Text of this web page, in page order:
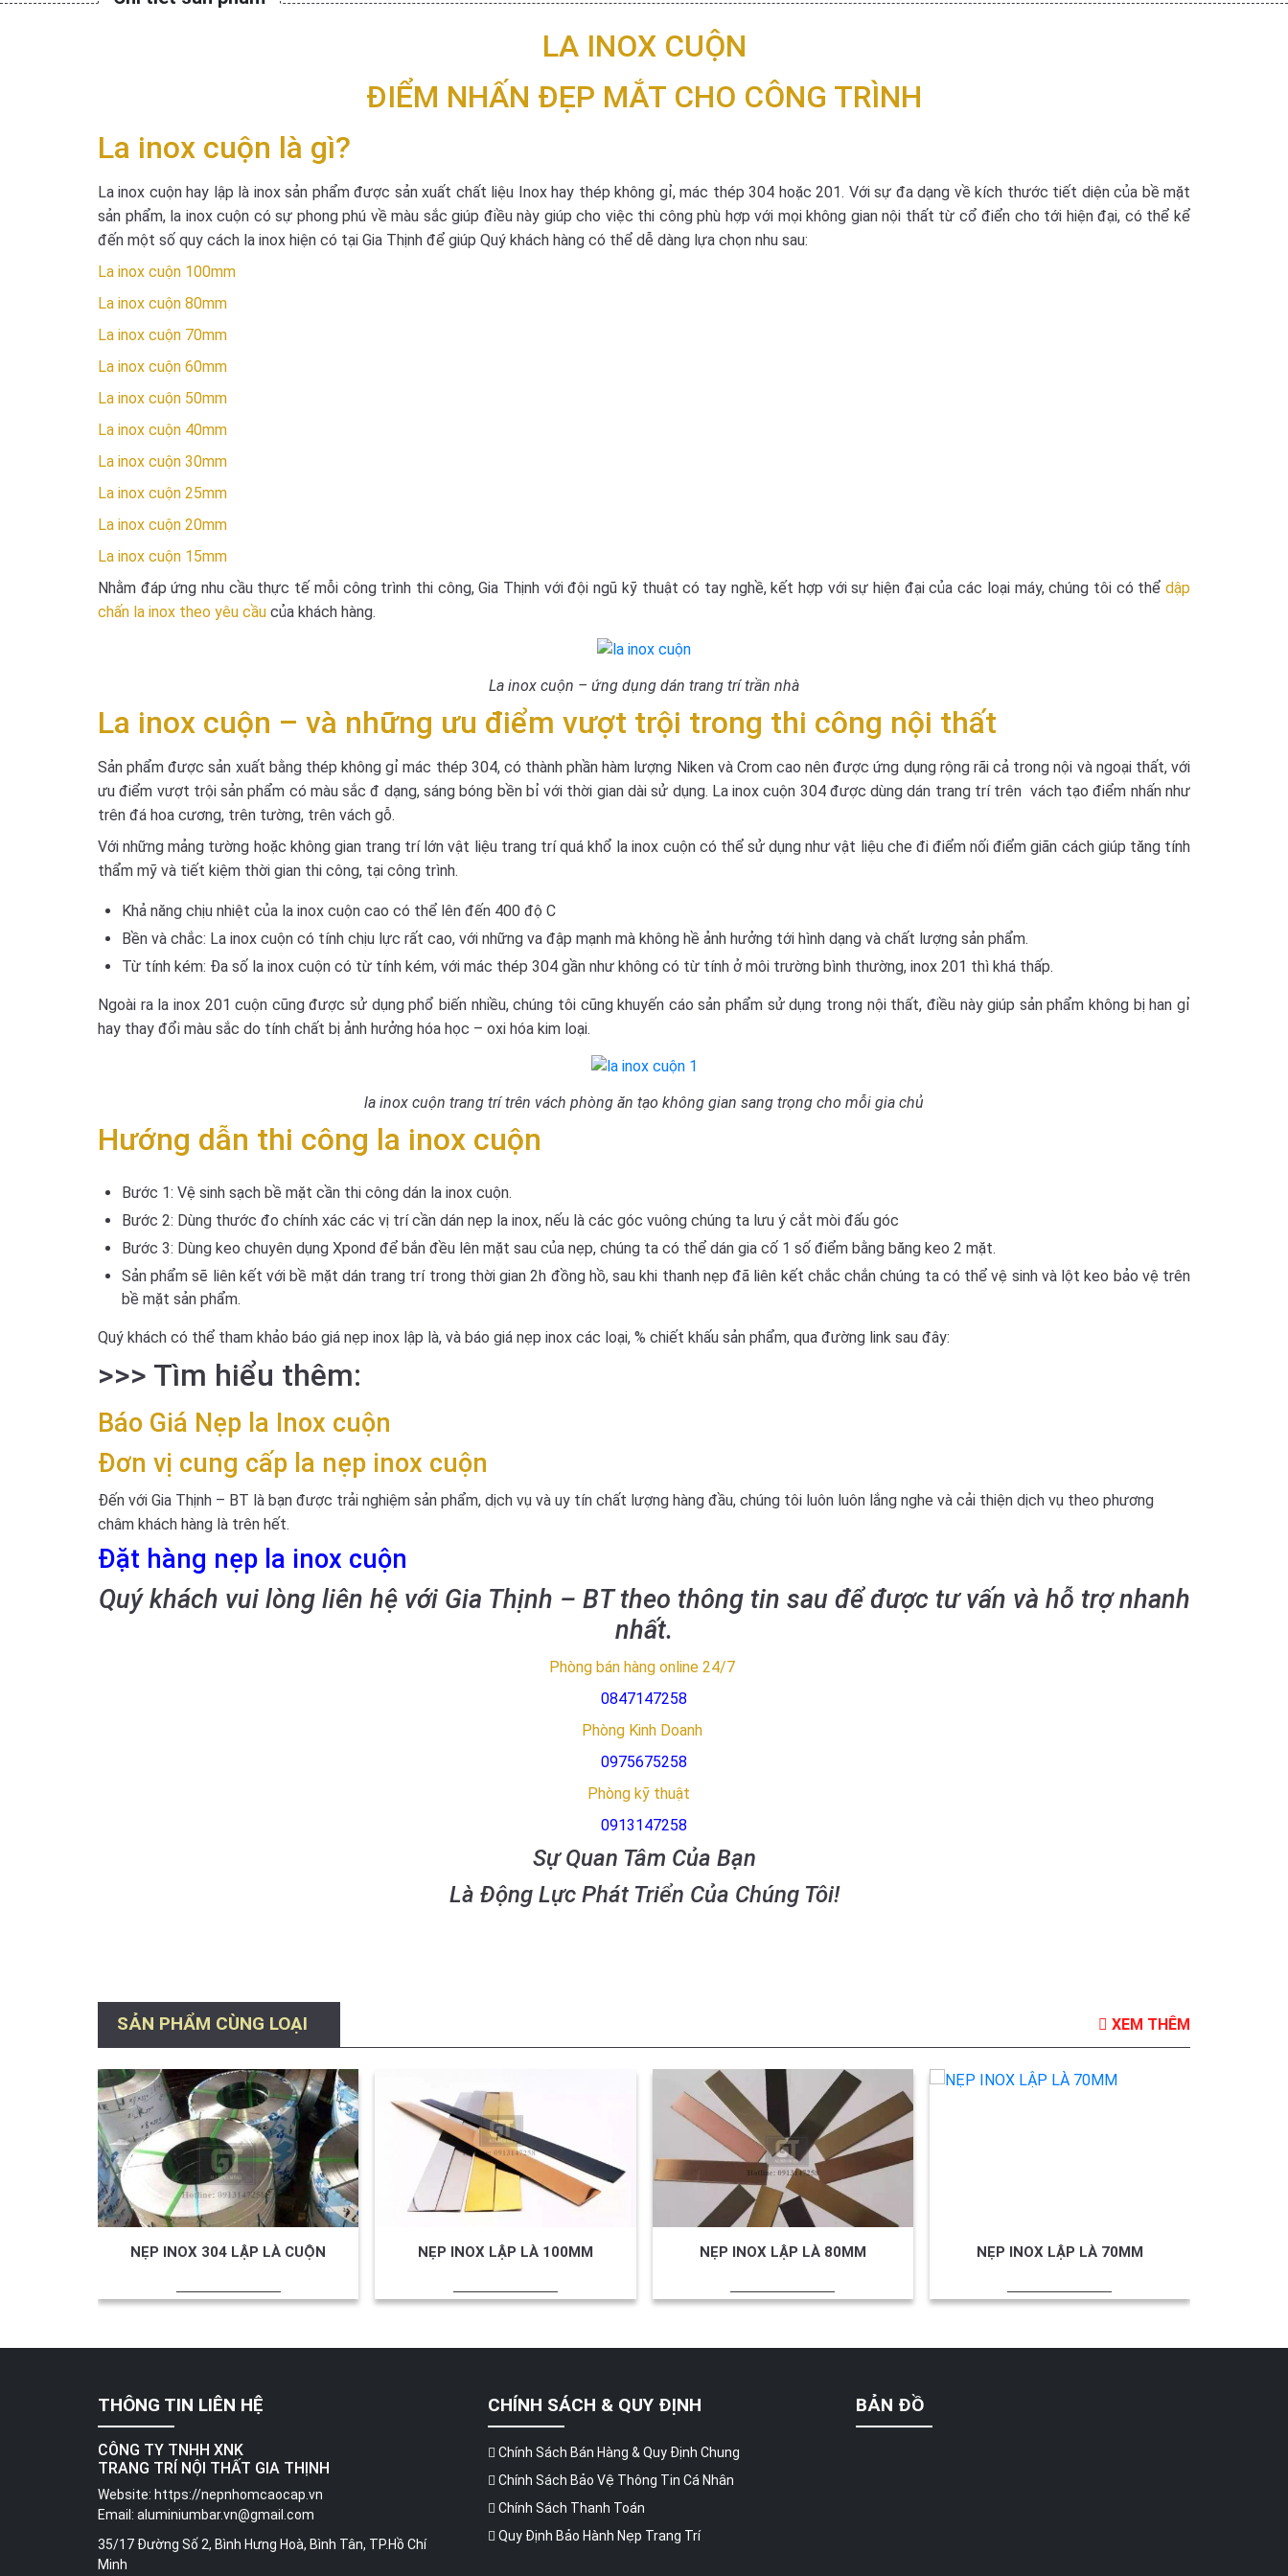
LA INOX CUỘN
ĐIỂM NHẤN ĐẸP MẮT CHO CÔNG TRÌNH
La inox cuộn là gì?
La inox cuộn hay lập là inox sản phẩm được sản xuất chất liệu Inox hay thép không gỉ, mác thép 304 hoặc 201. Với sự đa dạng về kích thước tiết diện của bề mặt
sản phẩm, la inox cuộn có sự phong phú về màu sắc giúp điều này giúp cho việc thi công phù hợp với mọi không gian nội thất từ cổ điển cho tới hiện đại, có thể kể
đến một số quy cách la inox hiện có tại Gia Thịnh để giúp Quý khách hàng có thể dễ dàng lựa chọn nhu sau:
La inox cuộn 100mm
La inox cuộn 80mm
La inox cuộn 70mm
La inox cuộn 60mm
La inox cuộn 50mm
La inox cuộn 40mm
La inox cuộn 30mm
La inox cuộn 25mm
La inox cuộn 20mm
La inox cuộn 15mm
Nhằm đáp ứng nhu cầu thực tế mỗi công trình thi công, Gia Thịnh với đội ngũ kỹ thuật có tay nghề, kết hợp với sự hiện đại của các loại máy, chúng tôi có thể dập
chấn la inox theo yêu cầu của khách hàng.
La inox cuộn – ứng dụng dán trang trí trần nhà
La inox cuộn – và những ưu điểm vượt trội trong thi công nội thất
Sản phẩm được sản xuất bằng thép không gỉ mác thép 304, có thành phần hàm lượng Niken và Crom cao nên được ứng dụng rộng rãi cả trong nội và ngoại thất, với
ưu điểm vượt trội sản phẩm có màu sắc đ dạng, sáng bóng bền bỉ với thời gian dài sử dụng. La inox cuộn 304 được dùng dán trang trí trên vách tạo điểm nhấn như
trên đá hoa cương, trên tường, trên vách gỗ.
Với những mảng tường hoặc không gian trang trí lớn vật liệu trang trí quá khổ la inox cuộn có thể sử dụng như vật liệu che đi điểm nối điểm giãn cách giúp tăng tính
thẩm mỹ và tiết kiệm thời gian thi công, tại công trình.
Khả năng chịu nhiệt của la inox cuộn cao có thể lên đến 400 độ C
Bền và chắc: La inox cuộn có tính chịu lực rất cao, với những va đập mạnh mà không hề ảnh hưởng tới hình dạng và chất lượng sản phẩm.
Từ tính kém: Đa số la inox cuộn có từ tính kém, với mác thép 304 gần như không có từ tính ở môi trường bình thường, inox 201 thì khá thấp.
Ngoài ra la inox 201 cuộn cũng được sử dụng phổ biến nhiều, chúng tôi cũng khuyến cáo sản phẩm sử dụng trong nội thất, điều này giúp sản phẩm không bị han gỉ
hay thay đổi màu sắc do tính chất bị ảnh hưởng hóa học – oxi hóa kim loại.
la inox cuộn trang trí trên vách phòng ăn tạo không gian sang trọng cho mỗi gia chủ
Hướng dẫn thi công la inox cuộn
Bước 1: Vệ sinh sạch bề mặt cần thi công dán la inox cuộn.
Bước 2: Dùng thước đo chính xác các vị trí cần dán nẹp la inox, nếu là các góc vuông chúng ta lưu ý cắt mòi đấu góc
Bước 3: Dùng keo chuyên dụng Xpond để bắn đều lên mặt sau của nẹp, chúng ta có thể dán gia cố 1 số điểm bằng băng keo 2 mặt.
Sản phẩm sẽ liên kết với bề mặt dán trang trí trong thời gian 2h đồng hồ, sau khi thanh nẹp đã liên kết chắc chắn chúng ta có thể vệ sinh và lột keo bảo vệ trên
bề mặt sản phẩm.
Quý khách có thể tham khảo báo giá nẹp inox lập là, và báo giá nẹp inox các loại, % chiết khấu sản phẩm, qua đường link sau đây:
>>> Tìm hiểu thêm:
Báo Giá Nẹp la Inox cuộn
Đơn vị cung cấp la nẹp inox cuộn
Đến với Gia Thịnh – BT là bạn được trải nghiệm sản phẩm, dịch vụ và uy tín chất lượng hàng đầu, chúng tôi luôn luôn lắng nghe và cải thiện dịch vụ theo phương
châm khách hàng là trên hết.
Đặt hàng nẹp la inox cuộn
Quý khách vui lòng liên hệ với Gia Thịnh – BT theo thông tin sau để được tư vấn và hỗ trợ nhanh
nhất.
Phòng bán hàng online 24/7
0847147258
Phòng Kinh Doanh
0975675258
Phòng kỹ thuật
0913147258
Sự Quan Tâm Của Bạn
Là Động Lực Phát Triển Của Chúng Tôi!
SẢN PHẨM CÙNG LOẠI XEM THÊM
NẸP INOX 304 LẬP LÀ CUỘN NẸP INOX LẬP LÀ 100MM NẸP INOX LẬP LÀ 80MM NẸP INOX LẬP LÀ 70MM
THÔNG TIN LIÊN HỆ
CÔNG TY TNHH XNK
TRANG TRÍ NỘI THẤT GIA THỊNH
Website: https://nepnhomcaocap.vn
Email: aluminiumbar.vn@gmail.com
35/17 Đường Số 2, Bình Hưng Hoà, Bình Tân, TP.Hồ Chí
Minh
CHÍNH SÁCH & QUY ĐỊNH
Chính Sách Bán Hàng & Quy Định Chung
Chính Sách Bảo Vệ Thông Tin Cá Nhân
Chính Sách Thanh Toán
Quy Định Bảo Hành Nẹp Trang Trí
BẢN ĐỒ